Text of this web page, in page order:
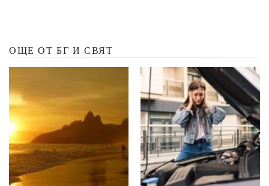
ОЩЕ ОТ БГ И СВЯТ